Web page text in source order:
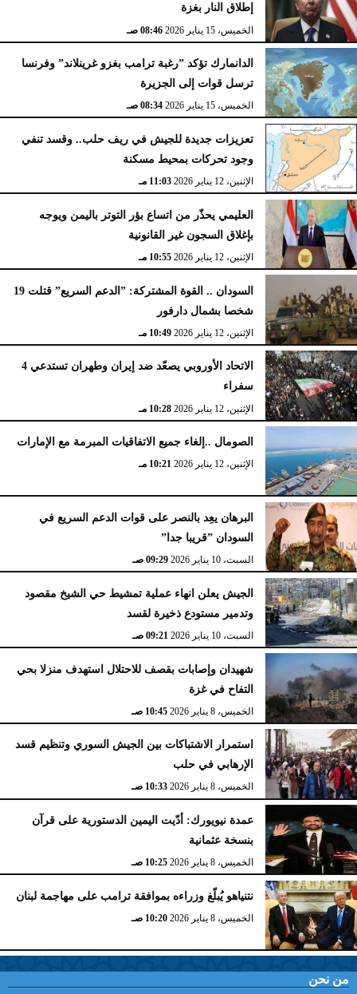
إطلاق النار بغزة
الخميس، 15 يناير 2026 08:46 صـ
الدانمارك تؤكد ”رغبة ترامب بغزو غرينلاند” وفرنسا
ترسل قوات إلى الجزيرة
الخميس، 15 يناير 2026 08:34 صـ
تعزيزات جديدة للجيش في ريف حلب.. وقسد تنفي
وجود تحركات بمحيط مسكنة
الإثنين، 12 يناير 2026 11:03 مـ
العليمي يحذّر من اتساع بؤر التوتر باليمن ويوجه
بإغلاق السجون غير القانونية
الإثنين، 12 يناير 2026 10:55 مـ
السودان .. القوة المشتركة: ”الدعم السريع” قتلت 19
شخصا بشمال دارفور
الإثنين، 12 يناير 2026 10:49 مـ
الاتحاد الأوروبي يصعّد ضد إيران وطهران تستدعي 4
سفراء
الإثنين، 12 يناير 2026 10:28 مـ
الصومال ..إلغاء جميع الاتفاقيات المبرمة مع الإمارات
الإثنين، 12 يناير 2026 10:21 مـ
البرهان يعِد بالنصر على قوات الدعم السريع في
السودان ”قريبا جدا”
السبت، 10 يناير 2026 09:29 صـ
الجيش يعلن انهاء عملية تمشيط حي الشيخ مقصود
وتدمير مستودع ذخيرة لقسد
السبت، 10 يناير 2026 09:21 صـ
شهيدان وإصابات بقصف للاحتلال استهدف منزلا بحي
التفاح في غزة
الخميس، 8 يناير 2026 10:45 صـ
استمرار الاشتباكات بين الجيش السوري وتنظيم قسد
الإرهابي في حلب
الخميس، 8 يناير 2026 10:33 صـ
عمدة نيويورك: أدّيت اليمين الدستورية على قرآن
بنسخة عثمانية
الخميس، 8 يناير 2026 10:25 صـ
نتنياهو يُبلّغ وزراءه بموافقة ترامب على مهاجمة لبنان
الخميس، 8 يناير 2026 10:20 صـ
من نحن